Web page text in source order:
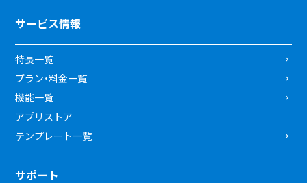
サービス情報
特長一覧
プラン・料金一覧
機能一覧
アプリストア
テンプレート一覧
サポート